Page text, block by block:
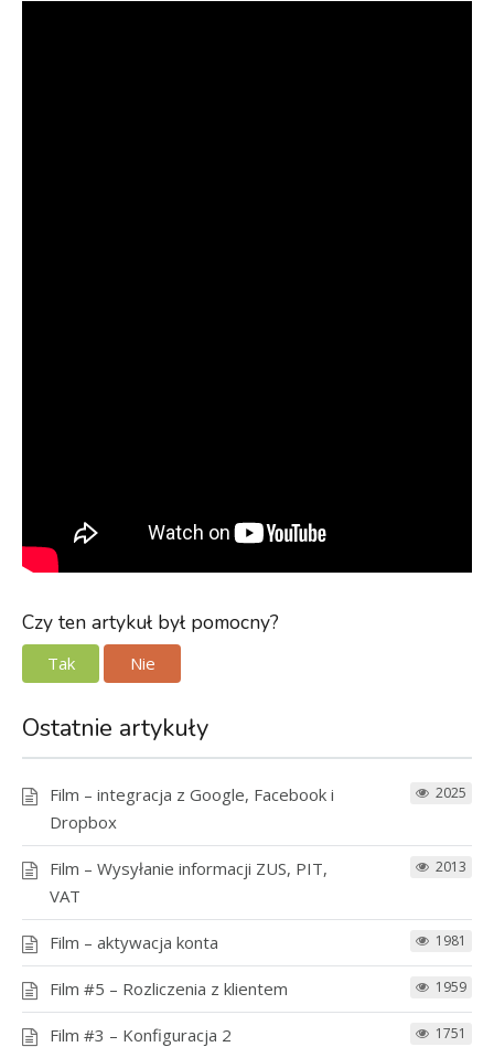
Czy ten artykuł był pomocny?
Tak Nie
Ostatnie artykuły
Film – integracja z Google, Facebook i
Dropbox
2025
Film – Wysyłanie informacji ZUS, PIT,
VAT
2013
Film – aktywacja konta 1981
Film #5 – Rozliczenia z klientem 1959
Film #3 – Konfiguracja 2 1751